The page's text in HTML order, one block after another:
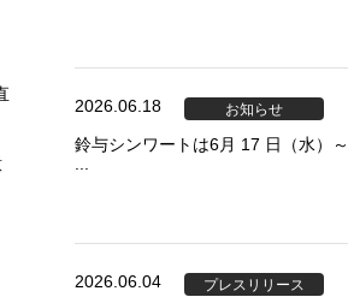
2026.06.18 お知らせ
鈴与シンワートは6月 17 日（水）～
...
2026.06.04 プレスリリース
の確認と管理
が保存される、またはブ